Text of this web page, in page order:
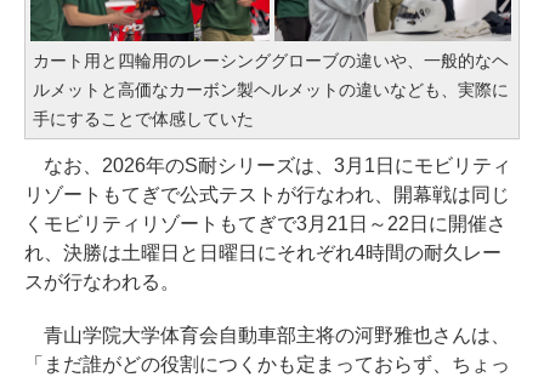
カート用と四輪用のレーシンググローブの違いや、一般的なヘ
ルメットと高価なカーボン製ヘルメットの違いなども、実際に
手にすることで体感していた
なお、2026年のS耐シリーズは、3月1日にモビリティ
リゾートもてぎで公式テストが行なわれ、開幕戦は同じ
くモビリティリゾートもてぎで3月21日～22日に開催さ
れ、決勝は土曜日と日曜日にそれぞれ4時間の耐久レー
スが行なわれる。
青山学院大学体育会自動車部主将の河野雅也さんは、
「まだ誰がどの役割につくかも定まっておらず、ちょっ